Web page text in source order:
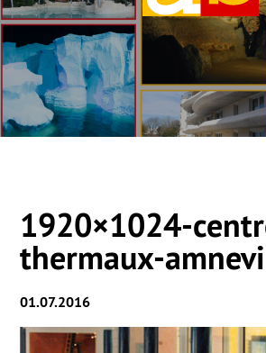
1920×1024-
thermaux-
01.07.2016